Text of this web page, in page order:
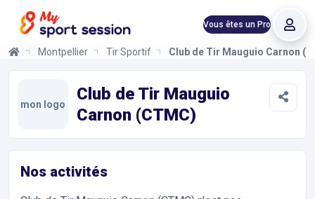
Vous êtes un Pro
Montpellier Tir Sportif Club de Tir Mauguio Carnon
mon logo
Club de Tir Mauguio
Carnon (CTMC)
Nos activités